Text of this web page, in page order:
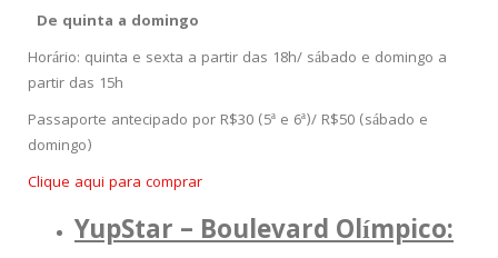
De quinta a domingo
Horário: quinta e sexta a partir das 18h/ sábado e domingo a
partir das 15h
Passaporte antecipado por R$30 (5ª e 6ª)/ R$50 (sábado e
domingo)
Clique aqui para comprar
YupStar – Boulevard Olímpico: